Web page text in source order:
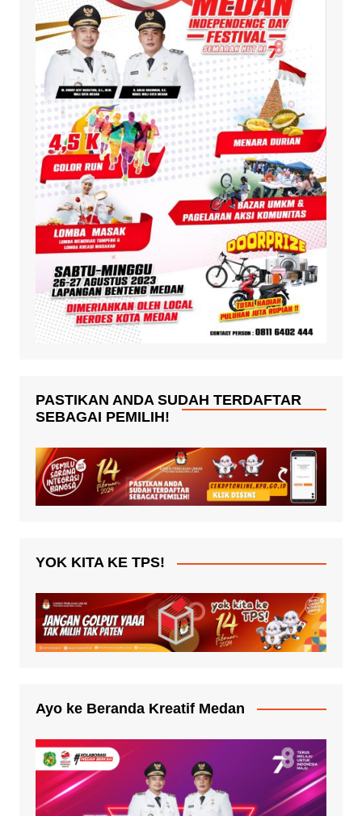
PASTIKAN ANDA SUDAH TERDAFTAR
SEBAGAI PEMILIH!
YOK KITA KE TPS!
Ayo ke Beranda Kreatif Medan